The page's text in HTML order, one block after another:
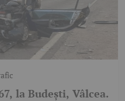
la Budești, Vâlcea.